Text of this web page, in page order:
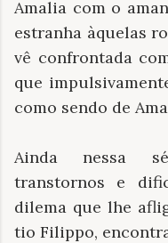
Amalia com o
estranha àquelas
vê confrontada
que
como sendo de
Ainda nessa
transtornos e
dilema que lhe
tio Filippo,